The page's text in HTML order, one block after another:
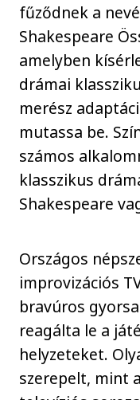
fűződnek a
Shakespeare
amelyben
drámai
merész
mutassa be.
számos
klasszikus
Shakespeare
Országos
improvizációs
bravúros
reagálta le a
helyzeteket.
szerepelt, mint